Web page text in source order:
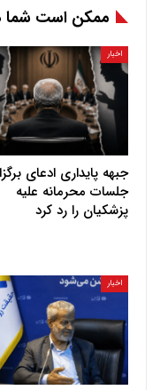
ممکن است شما
اخبار
جبهه پایداری ادعای
جلسات محرمانه علیه
پزشکیان را رد کرد
اخبار